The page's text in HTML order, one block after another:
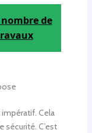
de
impératif. Cela
C’est